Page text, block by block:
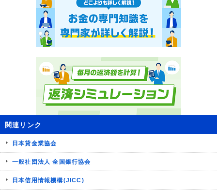
関連リンク
日本貸金業協会
一般社団法人 全国銀行協会
日本信用情報機構(JICC)